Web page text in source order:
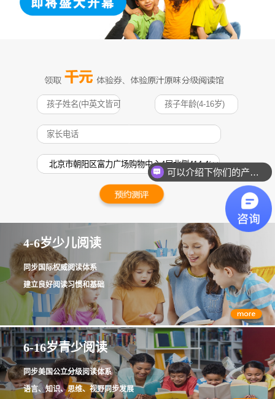
4-6岁少儿阅读
同步国际权威阅读体系
建立良好阅读习惯和基础
6-16岁青少阅读
同步美国公立分级阅读体系
语言、知识、思维、视野同步发展